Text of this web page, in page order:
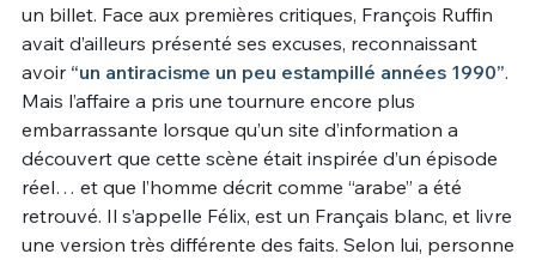
un billet. Face aux premières critiques, François Ruffin
avait d’ailleurs présenté ses excuses, reconnaissant
avoir “un antiracisme un peu estampillé années 1990”.
Mais l’affaire a pris une tournure encore plus
embarrassante lorsque qu’un site d’information a
découvert que cette scène était inspirée d’un épisode
réel… et que l’homme décrit comme “arabe” a été
retrouvé. Il s’appelle Félix, est un Français blanc, et livre
une version très différente des faits. Selon lui, personne